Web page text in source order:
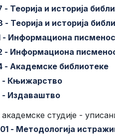
- Теорија и историја
- Теорија и историја
- Информациона
- Информациона
- Академске библиотеке
- Књижарство
- Издаваштво
студије -
- Методологија